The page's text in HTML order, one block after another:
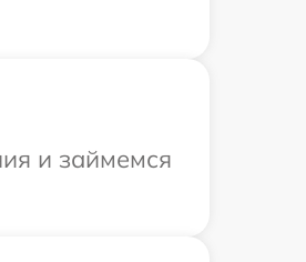
и займемся